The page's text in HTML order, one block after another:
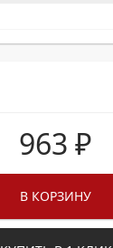
963 ₽
В КОРЗИНУ